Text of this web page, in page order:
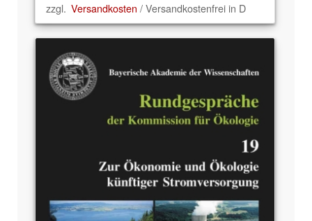
zzgl. Versandkosten / Versandkostenfrei in D